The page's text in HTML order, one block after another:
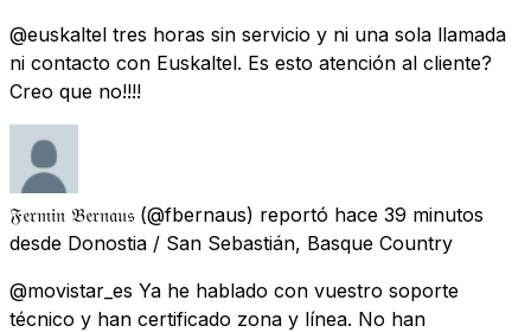
@euskaltel tres horas sin servicio y ni una sola llamada
ni contacto con Euskaltel. Es esto atención al cliente?
Creo que no!!!!
𝔉𝔢𝔯𝔪𝔦𝔫 𝔅𝔢𝔯𝔫𝔞𝔲𝔰 (@fbernaus) reportó hace 39 minutos
desde Donostia / San Sebastián, Basque Country
@movistar_es Ya he hablado con vuestro soporte
técnico y han certificado zona y línea. No han